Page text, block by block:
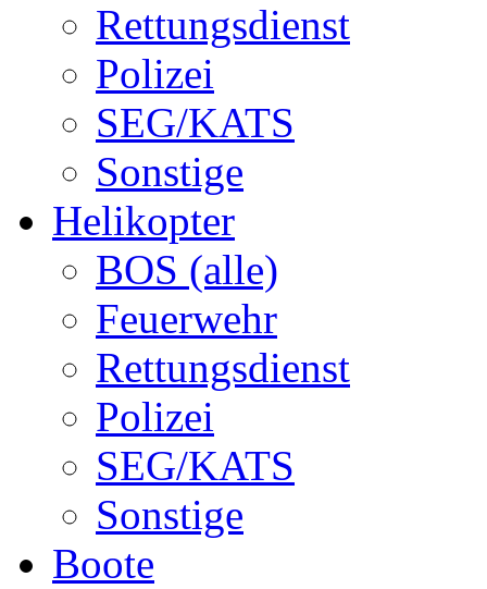
Rettungsdienst
Polizei
SEG/KATS
Sonstige
Helikopter
BOS (alle)
Feuerwehr
Rettungsdienst
Polizei
SEG/KATS
Sonstige
Boote